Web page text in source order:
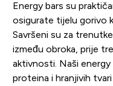
Energy bars su
osigurate tijelu gorivo
Savršeni su za
između obroka, prije
aktivnosti. Naši energy
proteina i hranjivih